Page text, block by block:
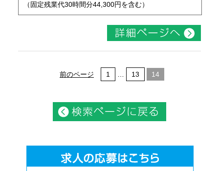
（固定残業代30時間分44,300円を含む）
前のページ 1 13 14